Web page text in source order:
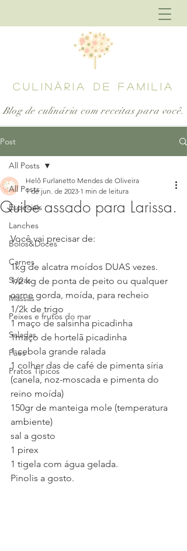
CULINÁRIA DE FAMILIA
Blog de culinária com receitas para você.
Post
All Posts
Especiais
Lanches
Bolos&Doces
Carnes
Sopas
Massas
Peixes e frutos do mar
Saladas
Pães
Pratos Típicos
All Posts
Quibe assado para Larissa.
Helô Furlanetto Mendes de Oliveira
1 de jun. de 2023 1 min de leitura
Você vai precisar de:
1kg de alcatra moídos DUAS vezes.
1/2 kg de ponta de peito ou qualquer
carne gorda, moída, para recheio
1/2k de trigo
1 maço de salsinha picadinha
1maço de hortelã picadinha
1 cebola grande ralada
1 colher das de café de pimenta síria
(canela, noz-moscada e pimenta do
reino moída)
150gr de manteiga mole (temperatura
ambiente)
sal a gosto
1 pirex
1 tigela com água gelada.
Pinolis a gosto.